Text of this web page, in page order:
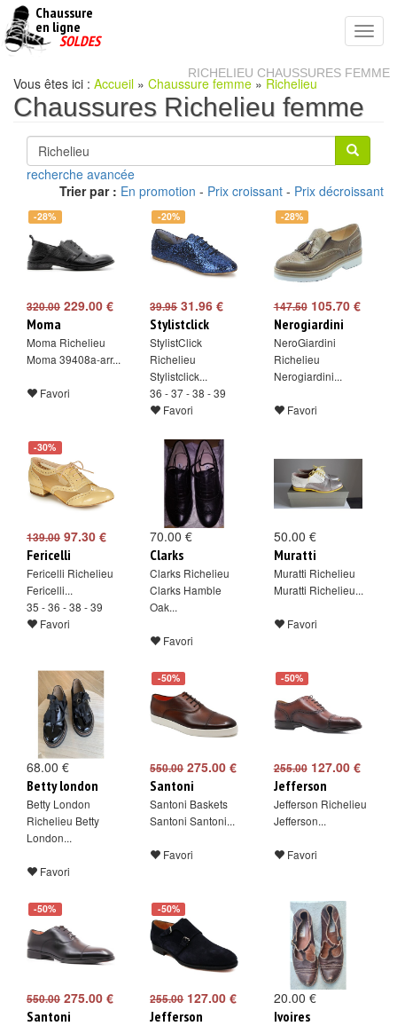
Chaussure
en ligne
pas
SOLDES
RICHELIEU CHAUSSURES FEMME
Vous êtes ici : Accueil » Chaussure femme » Richelieu
Chaussures Richelieu femme
recherche avancée
Trier par : En promotion - Prix croissant - Prix décroissant
-28%
320.00 229.00 €
Moma
Moma Richelieu
Moma 39408a-arr...
Favori
-20%
39.9531.96 €
Stylistclick
StylistClick
Richelieu
Stylistclick...
36 - 37 - 38 - 39
Favori
-28%
147.50105.70 €
Nerogiardini
NeroGiardini
Richelieu
Nerogiardini...
Favori
-30%
139.00 97.30 €
Fericelli
Fericelli Richelieu
Fericelli...
35 - 36 - 38 - 39
Favori
70.00 €
Clarks
Clarks Richelieu
Clarks Hamble
Oak...
Favori
50.00 €
Muratti
Muratti Richelieu
Muratti Richelieu...
Favori
68.00 €
Betty london
Betty London
Richelieu Betty
London...
Favori
-50%
550.00275.00 €
Santoni
Santoni Baskets
Santoni Santoni...
Favori
-50%
255.00127.00 €
Jefferson
Jefferson Richelieu
Jefferson...
Favori
-50%
550.00 275.00 €
Santoni
-50%
255.00127.00 €
Jefferson
20.00 €
Ivoires